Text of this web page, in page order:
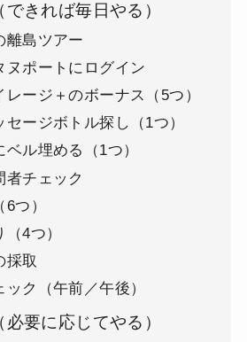
きれば毎日やる）
離島ツアー
ヌポートにログイン
レージ＋のボーナス（5つ）
セージボトル探し（1つ）
ル埋める（1つ）
者チェック
つ）
4つ）
採取
ック（午前／午後）
要に応じてやる）